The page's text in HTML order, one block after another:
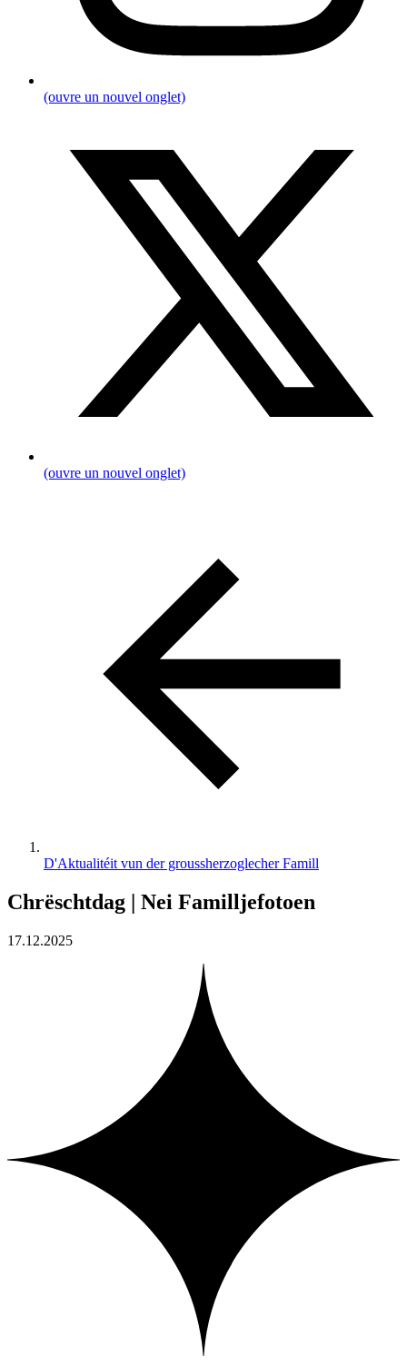
(ouvre un nouvel onglet)
(ouvre un nouvel onglet)
D'Aktualitéit vun der groussherzoglecher Famill
Chrëschtdag | Nei Familljefotoen
17.12.2025